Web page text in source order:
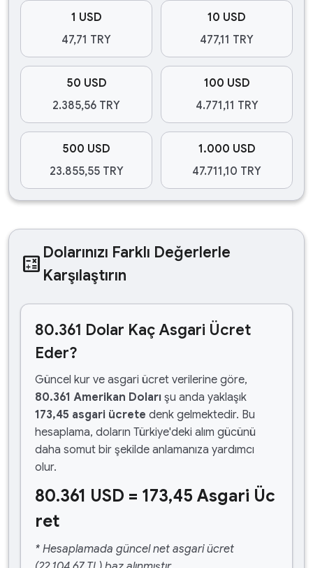
1 USD
47,71 TRY
10 USD
477,11 TRY
50 USD
2.385,56 TRY
100 USD
4.771,11 TRY
500 USD
23.855,55 TRY
1.000 USD
47.711,10 TRY
calculate Dolarınızı Farklı Değerlerle
Karşılaştırın
80.361 Dolar Kaç Asgari Ücret
Eder?
Güncel kur ve asgari ücret verilerine göre,
80.361 Amerikan Doları şu anda yaklaşık
173,45 asgari ücrete denk gelmektedir. Bu
hesaplama, doların Türkiye'deki alım gücünü
daha somut bir şekilde anlamanıza yardımcı
olur.
80.361 USD = 173,45 Asgari Üc
ret
* Hesaplamada güncel net asgari ücret